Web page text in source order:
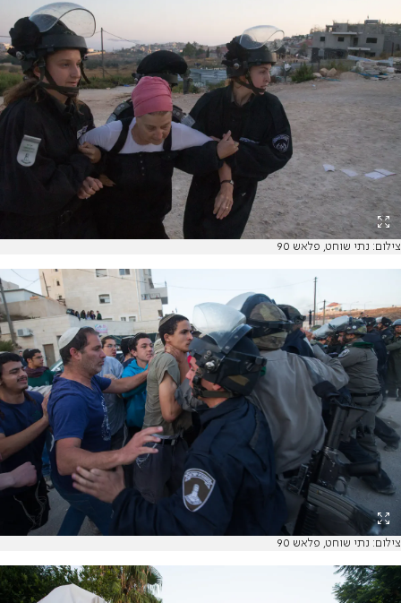
צילום: נתי שוחט, פלאש 90
צילום: נתי שוחט, פלאש 90